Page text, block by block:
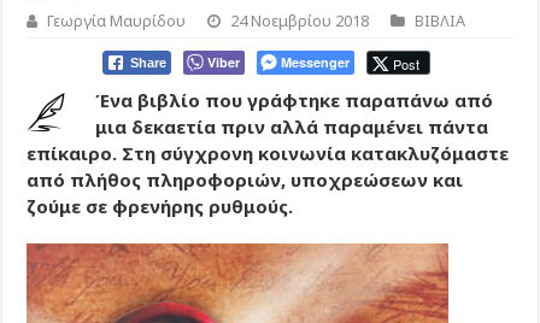
Γεωργία Μαυρίδου 24 Νοεμβρίου 2018 ΒΙΒΛΙΑ
Share Viber Messenger Post
Ένα βιβλίο που γράφτηκε παραπάνω από
μια δεκαετία πριν αλλά παραμένει πάντα
επίκαιρο. Στη σύγχρονη κοινωνία κατακλυζόμαστε
από πλήθος πληροφοριών, υποχρεώσεων και
ζούμε σε φρενήρης ρυθμούς.